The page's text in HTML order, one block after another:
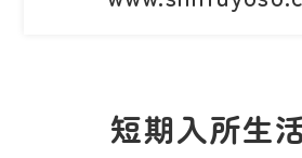
短期入所生